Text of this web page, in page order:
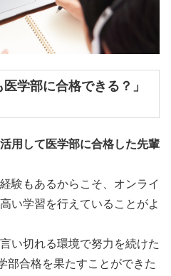
学部に合格できる？」
用して医学部に合格した先輩
験もあるからこそ、オンライ
い学習を行えていることがよ
言い切れる環境で努力を続けた
部合格を果たすことができた